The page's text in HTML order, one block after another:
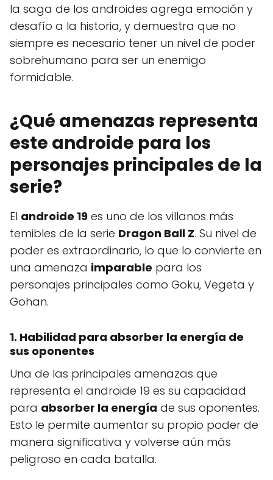
la saga de los androides agrega emoción y
desafío a la historia, y demuestra que no
siempre es necesario tener un nivel de poder
sobrehumano para ser un enemigo
formidable.
¿Qué amenazas representa
este androide para los
personajes principales de la
serie?
El androide 19 es uno de los villanos más
temibles de la serie Dragon Ball Z. Su nivel de
poder es extraordinario, lo que lo convierte en
una amenaza imparable para los
personajes principales como Goku, Vegeta y
Gohan.
1. Habilidad para absorber la energía de
sus oponentes
Una de las principales amenazas que
representa el androide 19 es su capacidad
para absorber la energía de sus oponentes.
Esto le permite aumentar su propio poder de
manera significativa y volverse aún más
peligroso en cada batalla.